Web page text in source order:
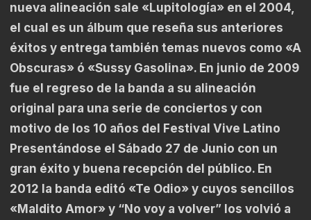
nueva alineación sale «Lupitología» en el 2004,
el cual es un álbum que reseña sus anteriores
éxitos y entrega también temas nuevos como «A
Obscuras» ó «Sussy Gasolina». En junio de 2009
fue el regreso de la banda a su alineación
original para una serie de conciertos y con
motivo de los 10 años del Festival Vive Latino
Presentándose el Sábado 27 de Junio con un
gran éxito y buena recepción del público. En
2012 la banda editó «Te Odio» y cuyos sencillos
«Maldito Amor» y “No voy a volver” los volvió a